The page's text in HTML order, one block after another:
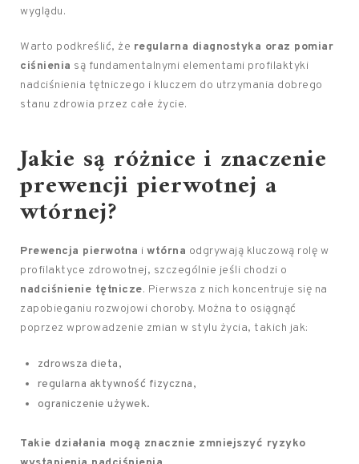
wyglądu.
Warto podkreślić, że regularna diagnostyka oraz pomiar
ciśnienia są fundamentalnymi elementami profilaktyki
nadciśnienia tętniczego i kluczem do utrzymania dobrego
stanu zdrowia przez całe życie.
Jakie są różnice i znaczenie
prewencji pierwotnej a
wtórnej?
Prewencja pierwotna i wtórna odgrywają kluczową rolę w
profilaktyce zdrowotnej, szczególnie jeśli chodzi o
nadciśnienie tętnicze. Pierwsza z nich koncentruje się na
zapobieganiu rozwojowi choroby. Można to osiągnąć
poprzez wprowadzenie zmian w stylu życia, takich jak:
zdrowsza dieta,
regularna aktywność fizyczna,
ograniczenie używek.
Takie działania mogą znacznie zmniejszyć ryzyko